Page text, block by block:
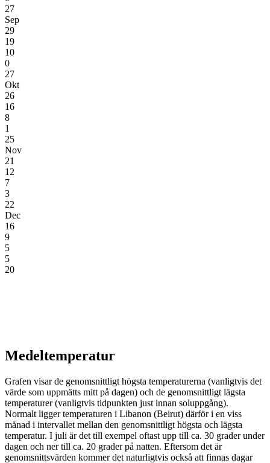
27
Sep
29
19
10
0
27
Okt
26
16
8
1
25
Nov
21
12
7
3
22
Dec
16
9
5
5
20
Medeltemperatur
Grafen visar de genomsnittligt högsta temperaturerna (vanligtvis det
värde som uppmätts mitt på dagen) och de genomsnittligt lägsta
temperaturer (vanligtvis tidpunkten just innan soluppgång).
Normalt ligger temperaturen i Libanon (Beirut) därför i en viss
månad i intervallet mellan den genomsnittligt högsta och lägsta
temperatur. I juli är det till exempel oftast upp till ca. 30 grader under
dagen och ner till ca. 20 grader på natten. Eftersom det är
genomsnittsvärden kommer det naturligtvis också att finnas dagar